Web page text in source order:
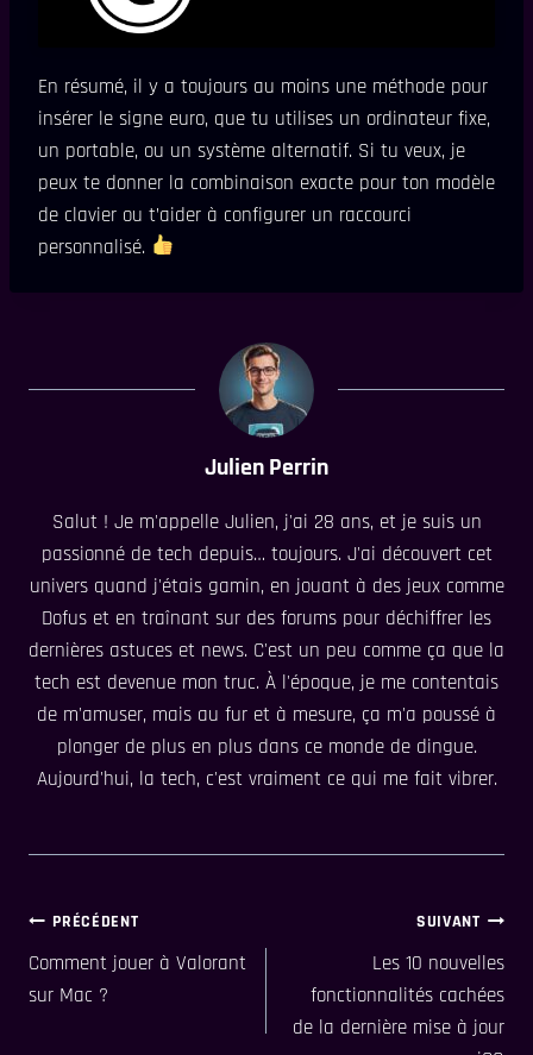
En résumé, il y a toujours au moins une méthode pour
insérer le signe euro, que tu utilises un ordinateur fixe,
un portable, ou un système alternatif. Si tu veux, je
peux te donner la combinaison exacte pour ton modèle
de clavier ou t’aider à configurer un raccourci
personnalisé.
Julien Perrin
Salut ! Je m'appelle Julien, j'ai 28 ans, et je suis un
passionné de tech depuis… toujours. J'ai découvert cet
univers quand j'étais gamin, en jouant à des jeux comme
Dofus et en traînant sur des forums pour déchiffrer les
dernières astuces et news. C'est un peu comme ça que la
tech est devenue mon truc. À l'époque, je me contentais
de m'amuser, mais au fur et à mesure, ça m'a poussé à
plonger de plus en plus dans ce monde de dingue.
Aujourd'hui, la tech, c'est vraiment ce qui me fait vibrer.
Navigation
de
PRÉCÉDENT
Comment jouer à Valorant
sur Mac ?
SUIVANT
Les 10 nouvelles
fonctionnalités cachées
de la dernière mise à jour